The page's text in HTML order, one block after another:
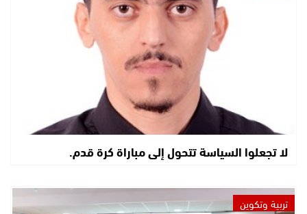
لا تجعلوا السياسة تتحول إلى مباراة كرة قدم.
تربية وتكوين